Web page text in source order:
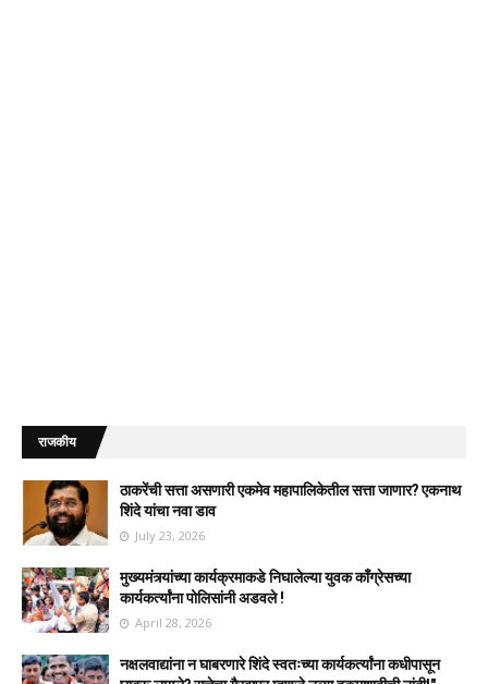
राजकीय
ठाकरेंची सत्ता असणारी एकमेव महापालिकेतील सत्ता जाणार? एकनाथ
शिंदे यांचा नवा डाव
July 23, 2026
मुख्यमंत्र्यांच्या कार्यक्रमाकडे निघालेल्या युवक काँग्रेसच्या
कार्यकर्त्यांना पोलिसांनी अडवले !
April 28, 2026
नक्षलवाद्यांना न घाबरणारे शिंदे स्वतःच्या कार्यकर्त्यांना कधीपासून